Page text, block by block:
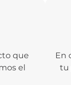
que
el
En
tu